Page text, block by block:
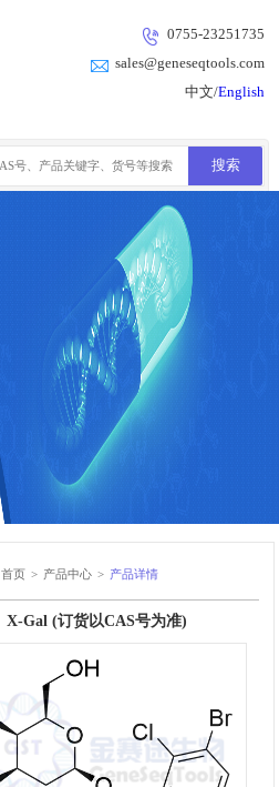
0755-23251735
sales@geneseqtools.com
中文/English
首页 > 产品中心 > 产品详情
X-Gal (订货以CAS号为准)